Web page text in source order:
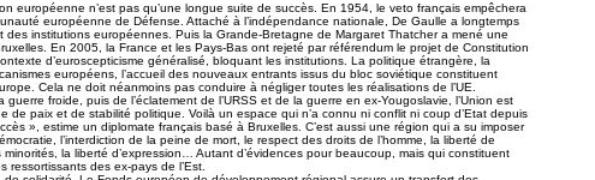
européenne n’est pas qu’une longue suite de succès. En 1954, le veto français empêchera
européenne de Défense. Attaché à l’indépendance nationale, De Gaulle a longtemps
des institutions européennes. Puis la Grande-Bretagne de Margaret Thatcher a mené une
En 2005, la France et les Pays-Bas ont rejeté par référendum le projet de Constitution
d’euroscepticisme généralisé, bloquant les institutions. La politique étrangère, la
européens, l’accueil des nouveaux entrants issus du bloc soviétique constituent
Cela ne doit néanmoins pas conduire à négliger toutes les réalisations de l’UE.
froide, puis de l’éclatement de l’URSS et de la guerre en ex-Yougoslavie, l’Union est
de paix et de stabilité politique. Voilà un espace qui n’a connu ni conflit ni coup d’Etat depuis
», estime un diplomate français basé à Bruxelles. C’est aussi une région qui a su imposer
l’interdiction de la peine de mort, le respect des droits de l’homme, la liberté de
la liberté d’expression… Autant d’évidences pour beaucoup, mais qui constituent
ressortissants des ex-pays de l’Est.